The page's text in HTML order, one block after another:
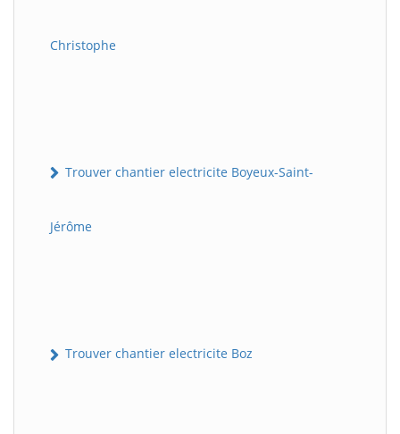
Christophe
Trouver chantier electricite Boyeux-Saint-
Jérôme
Trouver chantier electricite Boz